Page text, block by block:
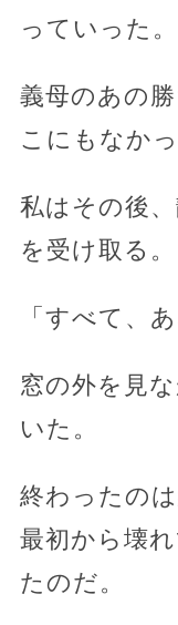
っていった。
義母のあの
こにもなかっ
私はその後
を受け取る。
「すべて、
窓の外を見
いた。
終わったの
最初から壊
たのだ。